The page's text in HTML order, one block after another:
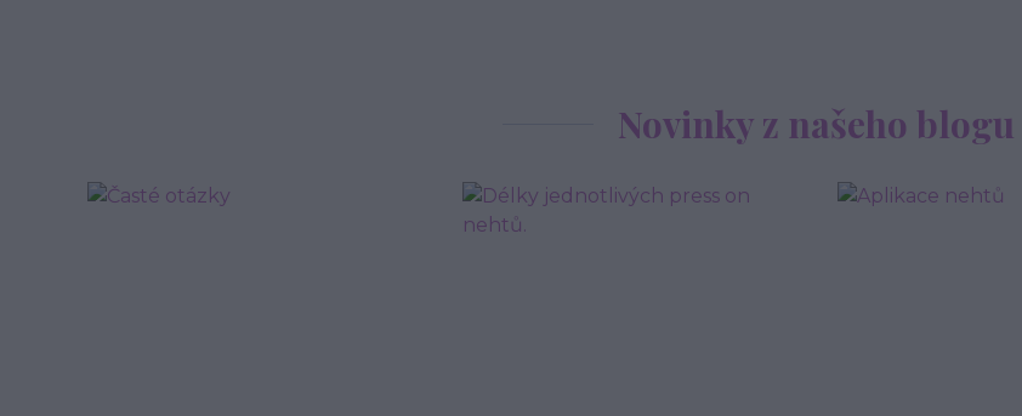
Novinky z našeho blogu